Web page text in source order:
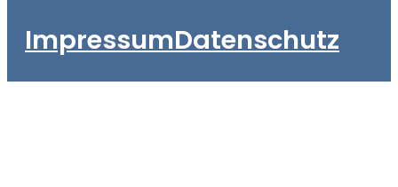
ImpressumDatenschutz